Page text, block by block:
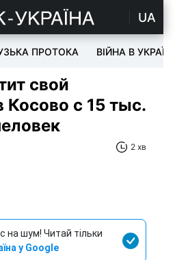
UA
ПРОТОКА ВІЙНА В УКРАЇНІ
свой
Косово с 15 тыс.
2 хв
на шум! Читай тільки
у Google